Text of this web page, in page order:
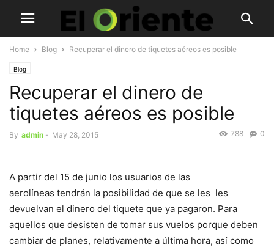
Home Blog Recuperar el dinero de tiquetes aéreos es posible
Blog
Recuperar el dinero de
tiquetes aéreos es posible
By admin - May 28, 2015 0
788
A partir del 15 de junio los usuarios de las
aerolíneas tendrán la posibilidad de que se les les
devuelvan el dinero del tiquete que ya pagaron. Para
aquellos que desisten de tomar sus vuelos porque deben
cambiar de planes, relativamente a última hora, así como